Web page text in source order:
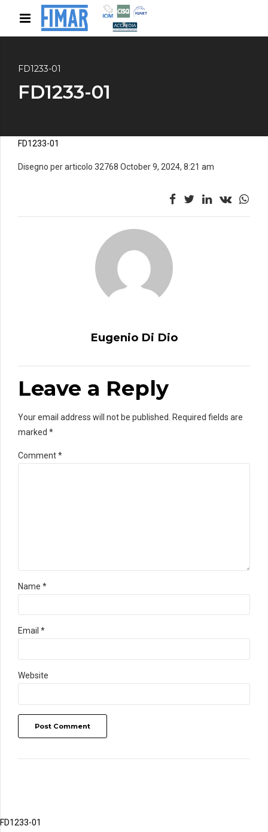
FD1233-01
FD1233-01
FD1233-01
Disegno per articolo 32768 October 9, 2024, 8:21 am
Eugenio Di Dio
Leave a Reply
Your email address will not be published. Required fields are
marked *
Comment*
Name *
Email *
Website
Post Comment
FD1233-01